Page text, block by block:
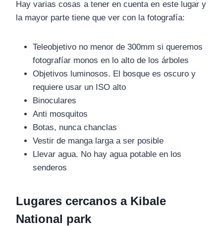
Hay varias cosas a tener en cuenta en este lugar y
la mayor parte tiene que ver con la fotografía:
Teleobjetivo no menor de 300mm si queremos
fotografíar monos en lo alto de los árboles
Objetivos luminosos. El bosque es oscuro y
requiere usar un ISO alto
Binoculares
Anti mosquitos
Botas, nunca chanclas
Vestir de manga larga a ser posible
Llevar agua. No hay agua potable en los
senderos
Lugares cercanos a Kibale
National park